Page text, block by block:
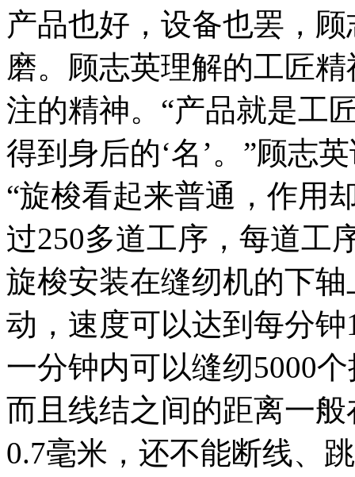
产品也好，设备也罢，
磨。顾志英理解的工匠
注的精神。“产品就是工
得到身后的‘名’。”顾志
“旋梭看起来普通，作用
过250多道工序，每道工
旋梭安装在缝纫机的下
动，速度可以达到每分
一分钟内可以缝纫5000
而且线结之间的距离一
0.7毫米，还不能断线、